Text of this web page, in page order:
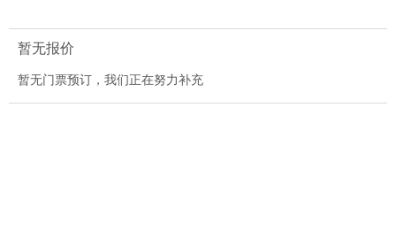
暂无报价
暂无门票预订，我们正在努力补充